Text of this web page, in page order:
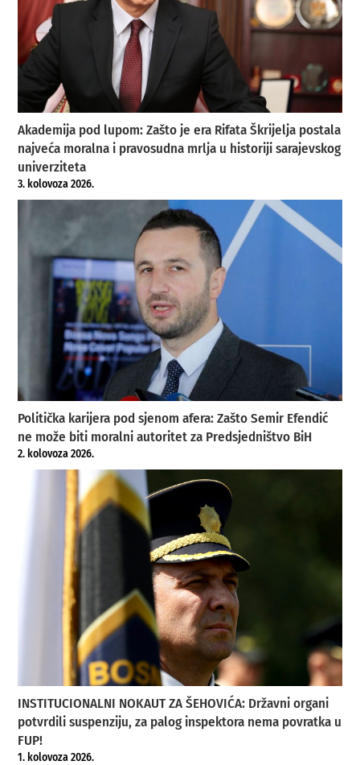
Akademija pod lupom: Zašto je era Rifata Škrijelja postala
najveća moralna i pravosudna mrlja u historiji sarajevskog
univerziteta
3. kolovoza 2026.
Politička karijera pod sjenom afera: Zašto Semir Efendić
ne može biti moralni autoritet za Predsjedništvo BiH
2. kolovoza 2026.
INSTITUCIONALNI NOKAUT ZA ŠEHOVIĆA: Državni organi
potvrdili suspenziju, za palog inspektora nema povratka u
FUP!
1. kolovoza 2026.